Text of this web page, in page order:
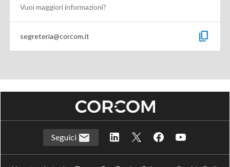
Vuoi maggiori informazioni?
segreteria@corcom.it content_copy
Seguici